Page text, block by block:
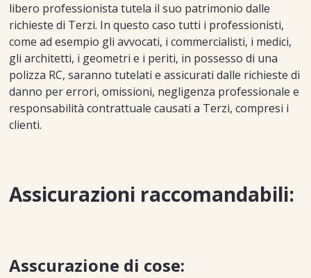
libero professionista tutela il suo patrimonio dalle
richieste di Terzi. In questo caso tutti i professionisti,
come ad esempio gli avvocati, i commercialisti, i medici,
gli architetti, i geometri e i periti, in possesso di una
polizza RC, saranno tutelati e assicurati dalle richieste di
danno per errori, omissioni, negligenza professionale e
responsabilità contrattuale causati a Terzi, compresi i
clienti.
Assicurazioni raccomandabili:
Asscurazione di cose: